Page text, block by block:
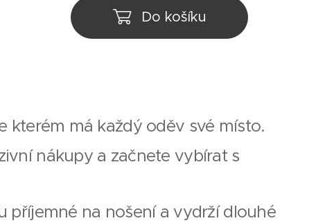
Do košíku
kterém má každý oděv své místo.
nákupy a začnete vybírat s
příjemné na nošení a vydrží dlouhé